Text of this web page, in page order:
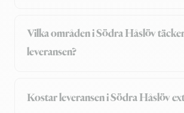
Vilka områden i Södra Håslöv
leveransen?
Kostar leveransen i Södra Håslöv